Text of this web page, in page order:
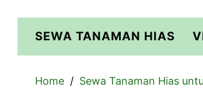
SEWA TANAMAN HIAS
Home Sewa Tanaman Hias